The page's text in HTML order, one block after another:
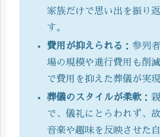
家族だけで思い出を振り
す。
費用が抑えられる ：参列
場の規模や進行費用も削
で費用を抑えた葬儀が実現
葬儀のスタイルが柔軟 ：
で、儀礼にとらわれず、
音楽や趣味を反映させた